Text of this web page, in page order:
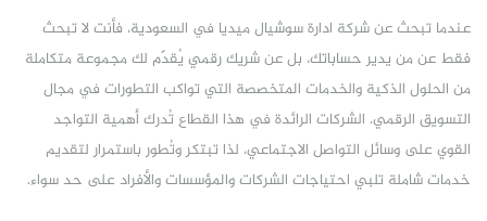
عندما تبحث عن شركة ادارة سوشيال ميديا في السعودية، فأنت لا تبحث
فقط عن من يدير حساباتك، بل عن شريك رقمي يُقدّم لك مجموعة متكاملة
من الحلول الذكية والخدمات المتخصصة التي تواكب التطورات في مجال
التسويق الرقمي. الشركات الرائدة في هذا القطاع تُدرك أهمية التواجد
القوي على وسائل التواصل الاجتماعي، لذا تبتكر وتُطور باستمرار لتقديم
خدمات شاملة تلبي احتياجات الشركات والمؤسسات والأفراد على حد سواء.